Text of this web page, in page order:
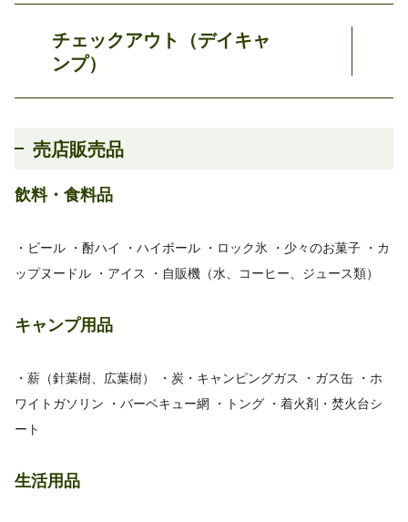
チェックアウト（デイキャ
ンプ）
売店販売品
飲料・食料品
・ビール ・酎ハイ ・ハイボール ・ロック氷 ・少々のお菓子 ・カ
ップヌードル ・アイス ・自販機（水、コーヒー、ジュース類）
キャンプ用品
・薪（針葉樹、広葉樹） ・炭・キャンピングガス ・ガス缶 ・ホ
ワイトガソリン ・バーベキュー網 ・トング ・着火剤・焚火台シ
ート
生活用品